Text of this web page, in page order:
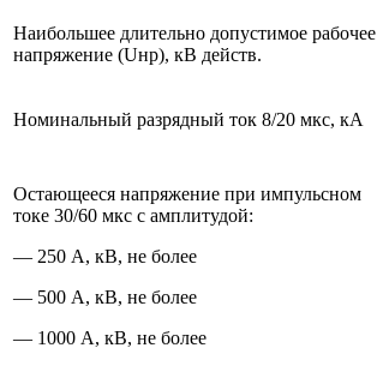
Наибольшее длительно допустимое рабочее
напряжение (Uнр), кВ действ.
Номинальный разрядный ток 8/20 мкс, кА
Остающееся напряжение при импульсном
токе 30/60 мкс с амплитудой:
— 250 А, кВ, не более
— 500 А, кВ, не более
— 1000 А, кВ, не более